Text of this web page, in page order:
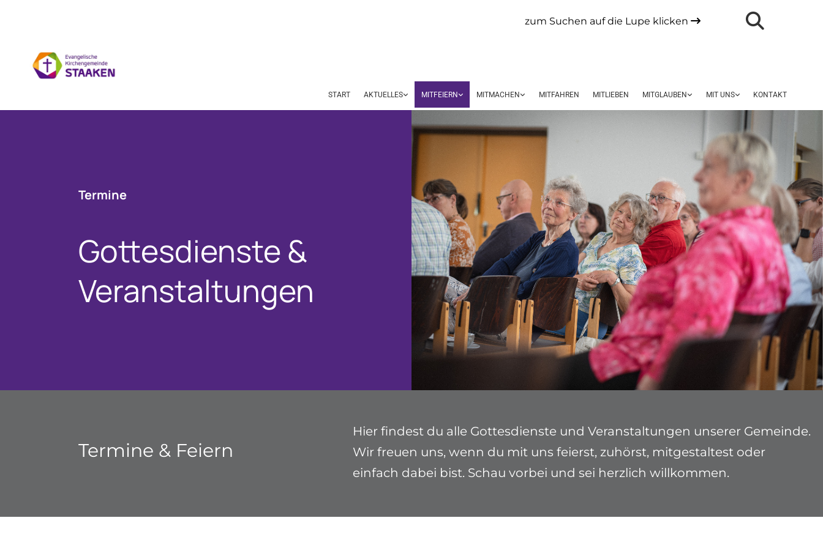
zum Suchen auf die Lupe klicken 
START AKTUELLES MITFEIERN MITMACHEN MITFAHREN MITLIEBEN MITGLAUBEN MIT UNS KONTAKT
Termine
Gottesdienste &
Veranstaltungen
Termine & Feiern
Hier findest du alle Gottesdienste und Veranstaltungen unserer Gemeinde.
Wir freuen uns, wenn du mit uns feierst, zuhörst, mitgestaltest oder
einfach dabei bist. Schau vorbei und sei herzlich willkommen.